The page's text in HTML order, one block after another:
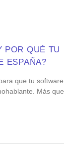
POR QUÉ TU
ESPAÑA?
que tu software
Más que